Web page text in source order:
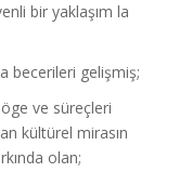
bir yaklaşım la
becerileri gelişmiş;
ve süreçleri
kültürel mirasın
olan;